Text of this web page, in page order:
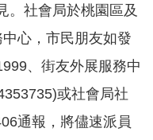
。社會局於桃園區及
心，市民朋友如發
、街友外展服務中
或社會局社
通報，將儘速派員